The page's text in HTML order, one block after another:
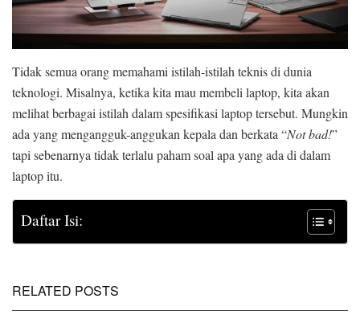
Tidak semua orang memahami istilah-istilah teknis di dunia
teknologi. Misalnya, ketika kita mau membeli laptop, kita akan
melihat berbagai istilah dalam spesifikasi laptop tersebut. Mungkin
ada yang mengangguk-anggukan kepala dan berkata “Not bad!”
tapi sebenarnya tidak terlalu paham soal apa yang ada di dalam
laptop itu.
Daftar Isi:
RELATED POSTS